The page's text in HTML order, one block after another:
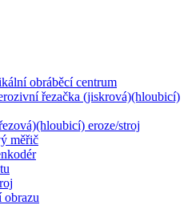
obráběcí centrum
řezačka (jiskrová)(hloubicí)
eroze/stroj
měřič
obrazu